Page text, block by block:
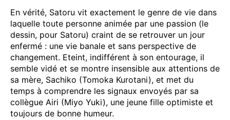
En vérité, Satoru vit exactement le genre de vie dans
laquelle toute personne animée par une passion (le
dessin, pour Satoru) craint de se retrouver un jour
enfermé : une vie banale et sans perspective de
changement. Eteint, indifférent à son entourage, il
semble vidé et se montre insensible aux attentions de
sa mère, Sachiko (Tomoka Kurotani), et met du
temps à comprendre les signaux envoyés par sa
collègue Airi (Miyo Yuki), une jeune fille optimiste et
toujours de bonne humeur.